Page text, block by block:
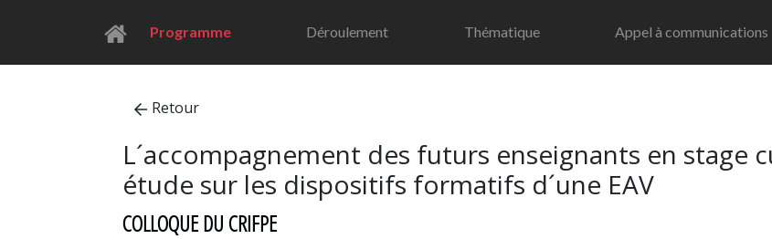
Programme Déroulement Thématique Appel à communications
Retour
L´accompagnement des futurs enseignants en stage
étude sur les dispositifs formatifs d´une EAV
COLLOQUE DU CRIFPE